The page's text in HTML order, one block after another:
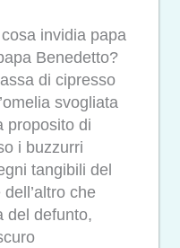
invidia papa
Benedetto?
di cipresso
svogliata
proposito di
i buzzurri
tangibili del
che
del defunto,